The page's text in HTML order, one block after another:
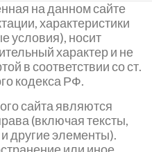
на данном сайте
характеристики
условия), носит
характер и не
в соответствии со ст.
кодекса РФ.
сайта являются
(включая тексты,
другие элементы).